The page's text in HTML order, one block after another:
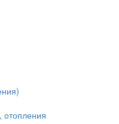
отопления